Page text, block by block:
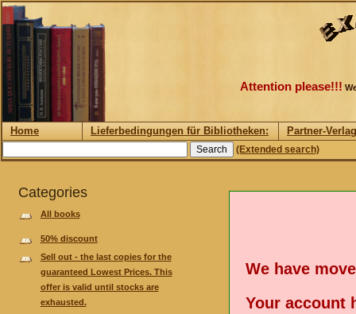
Attention please!!!
Home Lieferbedingungen für Bibliotheken: Partner-
(Extended search)
Categories
All books
50% discount
Sell out - the last copies for the
guaranteed Lowest Prices. This
offer is valid until stocks are
exhausted.
We have
Your account